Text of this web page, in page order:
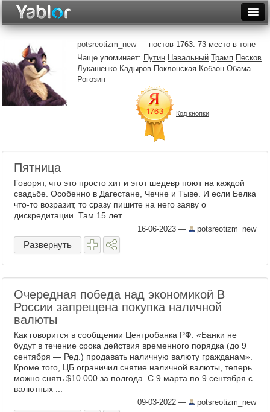
Неделя
Рейтинги
Архив
Видеотоп
potsreotizm_new— постов 1763. 73 место в топе
Чаще упоминает: Путин Навальный Трамп Песков
Лукашенко Кадыров Поклонская Кобзон Обама
Рогозин
Код кнопки
Пятница
Говорят, что это просто хит и этот шедевр поют на каждой
свадьбе. Особенно в Дагестане, Чечне и Тыве. И если Белка
что-то возразит, то сразу пишите на него заяву о
дискредитации. Там 15 лет ...
16-06-2023 — potsreotizm_new
Развернуть
Очередная победа над экономикой В
России запрещена покупка наличной
валюты
Как говорится в сообщении Центробанка РФ: «Банки не
будут в течение срока действия временного порядка (до 9
сентября — Ред.) продавать наличную валюту гражданам».
Кроме того, ЦБ ограничил снятие наличной валюты, теперь
можно снять $10 000 за полгода. С 9 марта по 9 сентября с
валютных ...
09-03-2022 — potsreotizm_new